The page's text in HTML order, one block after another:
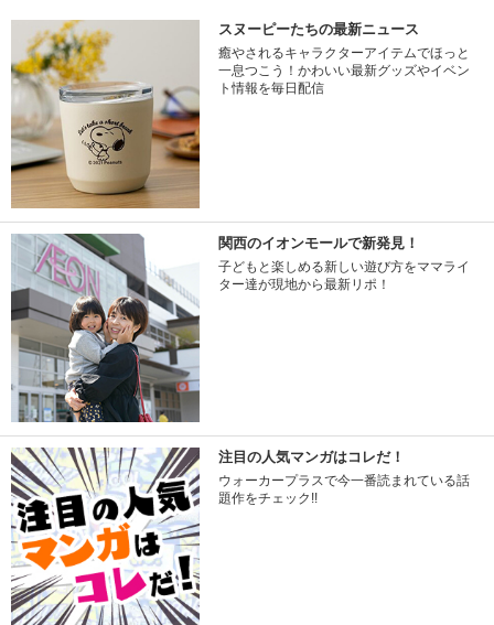
スヌーピーたちの最新ニュース
癒やされるキャラクターアイテムでほっと
一息つこう！かわいい最新グッズやイベン
ト情報を毎日配信
関西のイオンモールで新発見！
子どもと楽しめる新しい遊び方をママライ
ター達が現地から最新リポ！
注目の人気マンガはコレだ！
ウォーカープラスで今一番読まれている話
題作をチェック!!